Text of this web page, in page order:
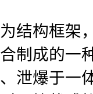
构框架
制成的一
泄爆于一